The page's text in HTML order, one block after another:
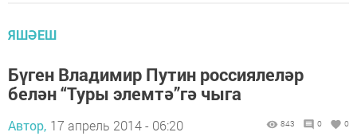
ЯШӘЕШ
Бүген Владимир Путин россиялеләр
белән “Туры элемтә”гә чыга
Автор, 17 апрель 2014 - 06:20 843 0 0